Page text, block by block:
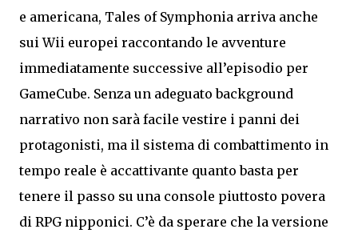
e americana, Tales of Symphonia arriva anche
sui Wii europei raccontando le avventure
immediatamente successive all’episodio per
GameCube. Senza un adeguato background
narrativo non sarà facile vestire i panni dei
protagonisti, ma il sistema di combattimento in
tempo reale è accattivante quanto basta per
tenere il passo su una console piuttosto povera
di RPG nipponici. C’è da sperare che la versione